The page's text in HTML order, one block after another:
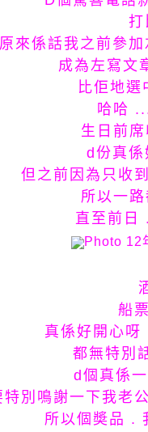
打
原來係話我之前參
成為左寫文
比佢地
哈哈
生日前
d份真
但之前因為只收
所以一
直至前日
船
真係好開心
都無特別
d個真係
別鳴謝一下我老
所以個奬品 .